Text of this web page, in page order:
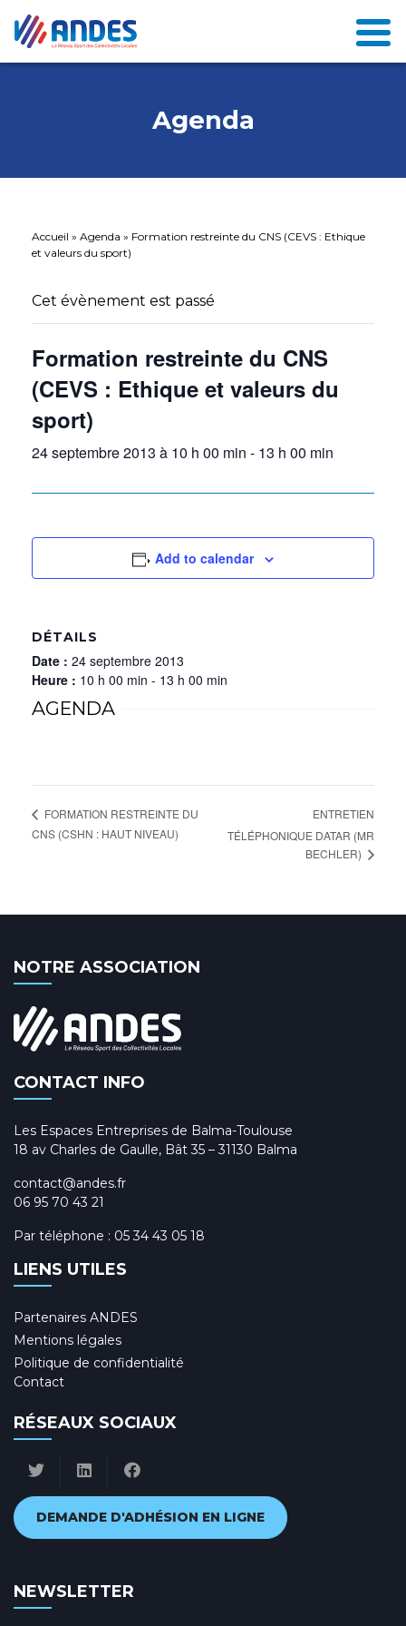
Agenda
Accueil » Agenda » Formation restreinte du CNS (CEVS : Ethique
et valeurs du sport)
Cet évènement est passé
Formation restreinte du CNS
(CEVS : Ethique et valeurs du
sport)
24 septembre 2013 à 10 h 00 min - 13 h 00 min
Add to calendar
DÉTAILS
Date : 24 septembre 2013
Heure : 10 h 00 min - 13 h 00 min
AGENDA
FORMATION RESTREINTE DU
CNS (CSHN : HAUT NIVEAU)
ENTRETIEN
TÉLÉPHONIQUE DATAR (MR
BECHLER)
NOTRE ASSOCIATION
CONTACT INFO
Les Espaces Entreprises de Balma-Toulouse
18 av Charles de Gaulle, Bât 35 – 31130 Balma
contact@andes.fr
06 95 70 43 21
Par téléphone : 05 34 43 05 18
LIENS UTILES
Partenaires ANDES
Mentions légales
Politique de confidentialité
Contact
RÉSEAUX SOCIAUX
DEMANDE D'ADHÉSION EN LIGNE
NEWSLETTER